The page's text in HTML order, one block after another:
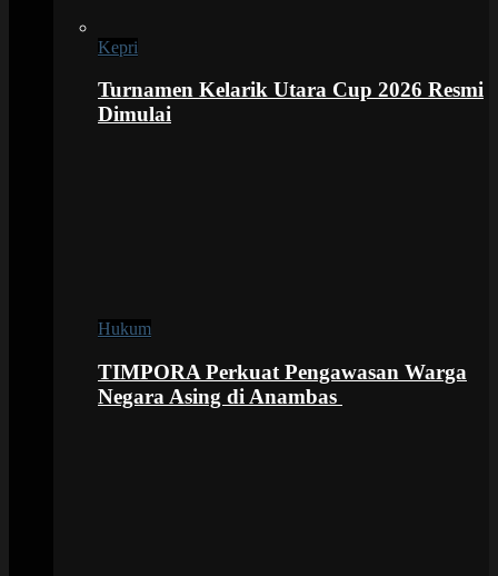
Kepri
Turnamen Kelarik Utara Cup 2026 Resmi
Dimulai
Hukum
TIMPORA Perkuat Pengawasan Warga
Negara Asing di Anambas ‎